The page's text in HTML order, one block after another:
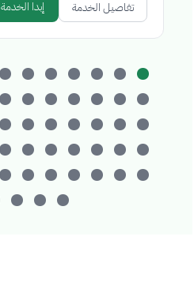
تفاصيل الخدمة إبدا الخدمة